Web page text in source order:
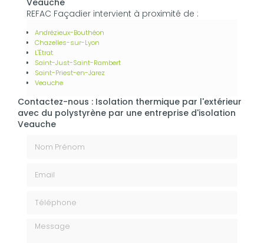
Veauche
REFAC Façadier intervient à proximité de :
Andrézieux-Bouthéon
Chazelles-sur-Lyon
L'Étrat
Saint-Just-Saint-Rambert
Saint-Priest-en-Jarez
Veauche
Contactez-nous : Isolation thermique par l'extérieur
avec du polystyrène par une entreprise d'isolation
Veauche
Message